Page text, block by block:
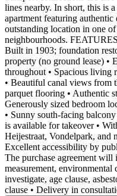
lines nearby. In short, this is
apartment featuring
outstanding location in one of
neighbourhoods.
Built in 1903; foundation
property (no ground lease) •
throughout • Spacious living
• Beautiful canal views from
parquet flooring • Authentic
Generously sized bedroom
• Sunny south-facing
is available for takeover •
Heijestraat, Vondelpark, and
Excellent accessibility by
The purchase agreement will
measurement, environmental
investigate, age clause,
clause • Delivery in